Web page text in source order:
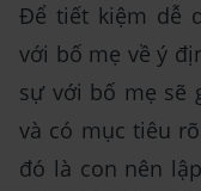
Để tiết kiệm dễ
với bố mẹ về ý
sự với bố mẹ sẽ
và có mục tiêu
đó là con nên